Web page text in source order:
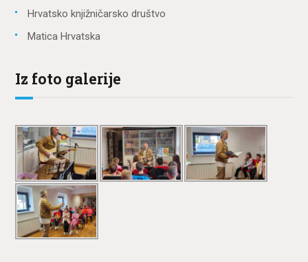
Hrvatsko knjižničarsko društvo
Matica Hrvatska
Iz foto galerije